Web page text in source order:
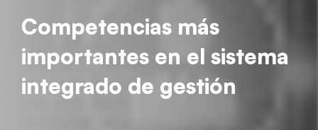
Competencias más
importantes en el sistema
integrado de gestión